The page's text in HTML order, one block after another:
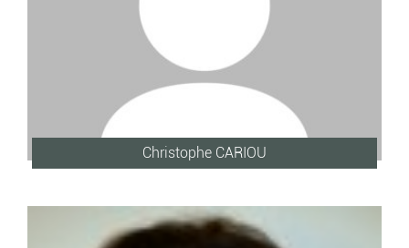
Christophe CARIOU